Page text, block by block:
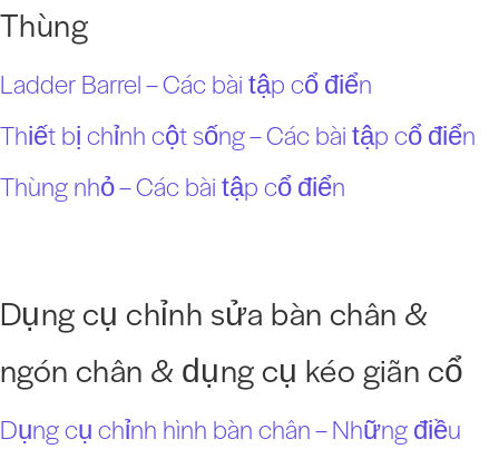
Thùng
Ladder Barrel – Các bài tập cổ điển
Thiết bị chỉnh cột sống – Các bài tập cổ điển
Thùng nhỏ – Các bài tập cổ điển
Dụng cụ chỉnh sửa bàn chân &
ngón chân & dụng cụ kéo giãn cổ
Dụng cụ chỉnh hình bàn chân – Những điều